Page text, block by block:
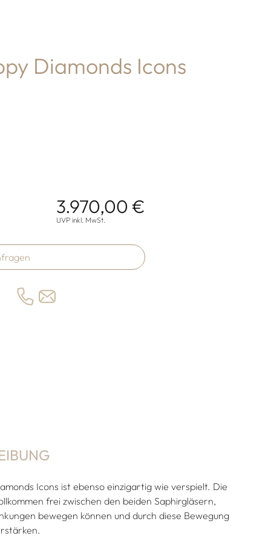
Diamonds Icons
3.970,00 €
UVP inkl. MwSt.
Icons ist ebenso einzigartig wie verspielt. Die
frei zwischen den beiden Saphirgläsern,
bewegen können und durch diese Bewegung